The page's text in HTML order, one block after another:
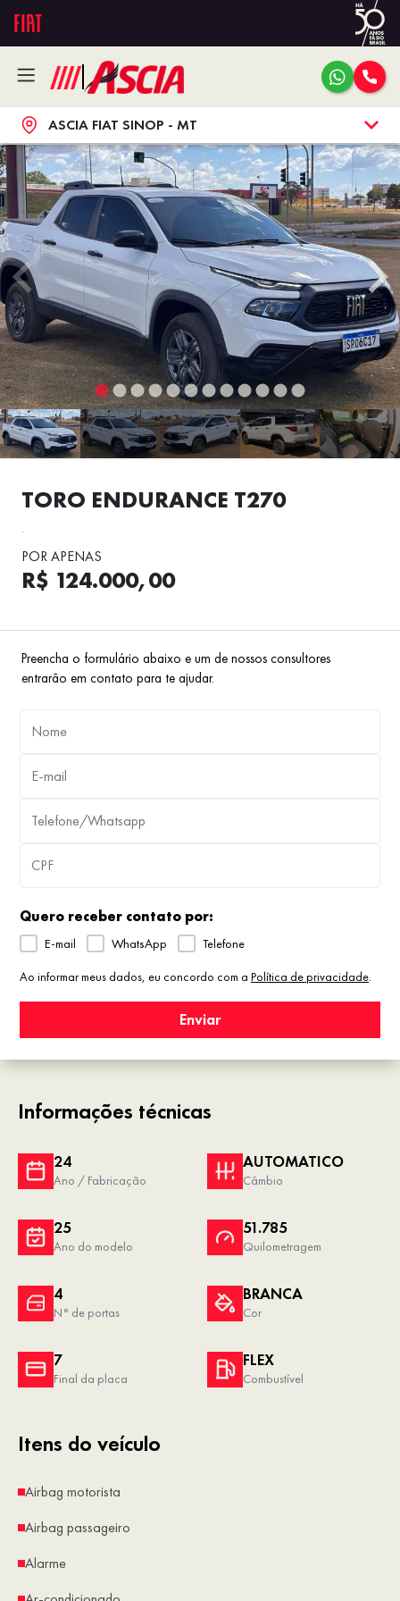
ASCIA FIAT SINOP - MT
TORO ENDURANCE T270
.
POR APENAS
R$ 124.000,00
Preencha o formulário abaixo e um de nossos consultores
entrarão em contato para te ajudar.
Quero receber contato por:
E-mail WhatsApp Telefone
Ao informar meus dados, eu concordo com a Política de privacidade.
Enviar
Informações técnicas
24
Ano / Fabricação
AUTOMATICO
Câmbio
4
N° de portas
BRANCA
Cor
25
Ano do modelo
51.785
Quilometragem
7
Final da placa
FLEX
Combustível
Itens do veículo
Airbag motorista
Airbag passageiro
Alarme